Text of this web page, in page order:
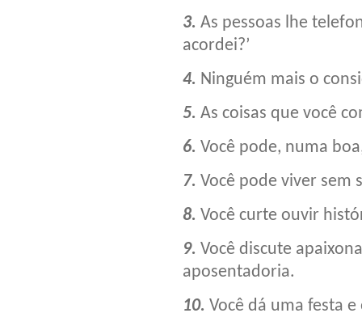
3. As pessoas lhe
acordei?’
4. Ninguém mais o
5. As coisas que você
6. Você pode, numa
7. Você pode viver sem
8. Você curte ouvir
9. Você discute
aposentadoria.
10. Você dá uma festa